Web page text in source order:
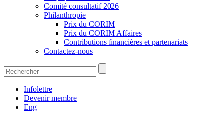
Comité consultatif 2026
Philanthropie
Prix du CORIM
Prix du CORIM Affaires
Contributions financières et partenariats
Contactez-nous
Infolettre
Devenir membre
Eng